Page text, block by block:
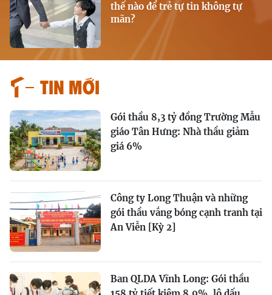
thế nào để trẻ tự tin không tự
mãn?
Tin mới
Gói thầu 8,3 tỷ đồng Trường Mẫu
giáo Tân Hưng: Nhà thầu giảm
giá 6%
Công ty Long Thuận và những
gói thầu vắng bóng cạnh tranh tại
An Viễn [Kỳ 2]
Ban QLDA Vĩnh Long: Gói thầu